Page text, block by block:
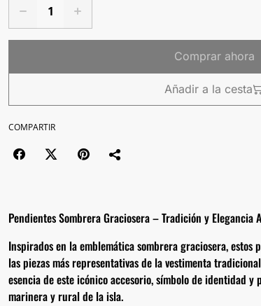
Comprar ahora
Añadir a la cesta
COMPARTIR
Pendientes Sombrera Graciosera – Tradición y Elegancia
Inspirados en la emblemática sombrera graciosera, estos
las piezas más representativas de la vestimenta
esencia de este icónico accesorio, símbolo de identidad
marinera y rural de la isla.